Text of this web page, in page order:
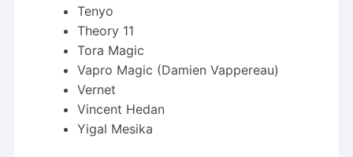
Tenyo
Theory 11
Tora Magic
Vapro Magic (Damien Vappereau)
Vernet
Vincent Hedan
Yigal Mesika